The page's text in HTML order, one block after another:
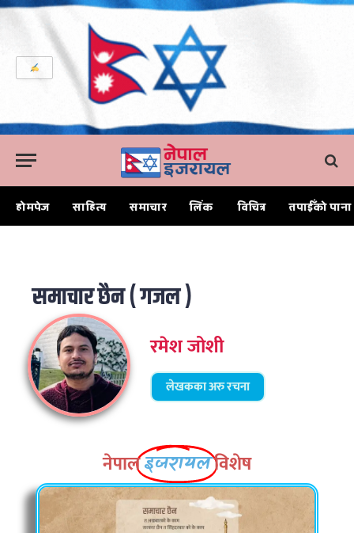
होमपेज साहित्य समाचार लिंक विचित्र तपाईँको पाना
समाचार छैन ( गजल )
रमेश जोशी
लेखकका अरु रचना
नेपालइजरायलविशेष